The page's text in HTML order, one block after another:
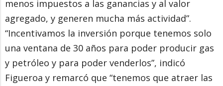
menos impuestos a las ganancias y al valor
agregado, y generen mucha más actividad”.
“Incentivamos la inversión porque tenemos solo
una ventana de 30 años para poder producir gas
y petróleo y para poder venderlos”, indicó
Figueroa y remarcó que “tenemos que atraer las